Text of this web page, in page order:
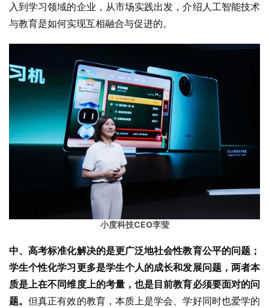
入到学习领域的企业，从市场实践出发，介绍人工智能技术
与教育是如何实现互相融合与促进的。
小度科技CEO李莹
中、高考标准化解决的是更广泛地社会性教育公平的问题；
学生个性化学习更多是学生个人的成长和发展问题，两者本
质是上在不同维度上的考量，也是目前教育必须要面对的问
题。但真正有效的教育，本质上是学会、学好同时也爱学的